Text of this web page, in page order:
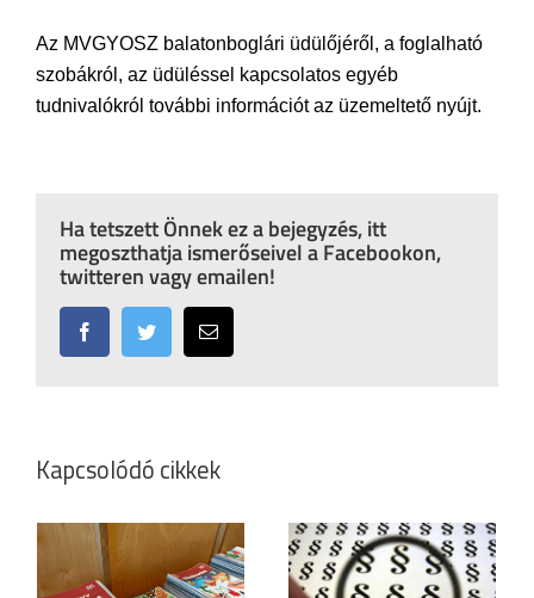
Az MVGYOSZ balatonboglári üdülőjéről, a foglalható
szobákról, az üdüléssel kapcsolatos egyéb
tudnivalókról további információt az üzemeltető nyújt.
Ha tetszett Önnek ez a bejegyzés, itt
megoszthatja ismerőseivel a Facebookon,
twitteren vagy emailen!
FacebookTwitter Email:
Kapcsolódó cikkek